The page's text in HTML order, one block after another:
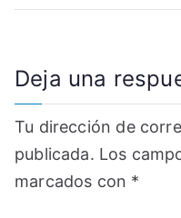
Deja una
Tu dirección de
publicada. Los
marcados con *